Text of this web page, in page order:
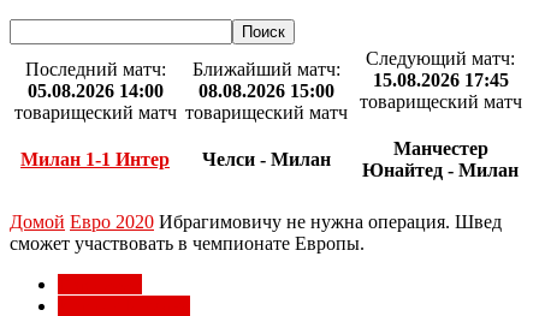
Последний матч:
05.08.2026 14:00
товарищеский матч
Милан 1-1 Интер
Ближайший матч:
08.08.2026 15:00
товарищеский матч
Челси - Милан
Следующий матч:
15.08.2026 17:45
товарищеский матч
Манчестер
Юнайтед - Милан
Домой Евро 2020 Ибрагимовичу не нужна операция. Швед
сможет участвовать в чемпионате Европы.